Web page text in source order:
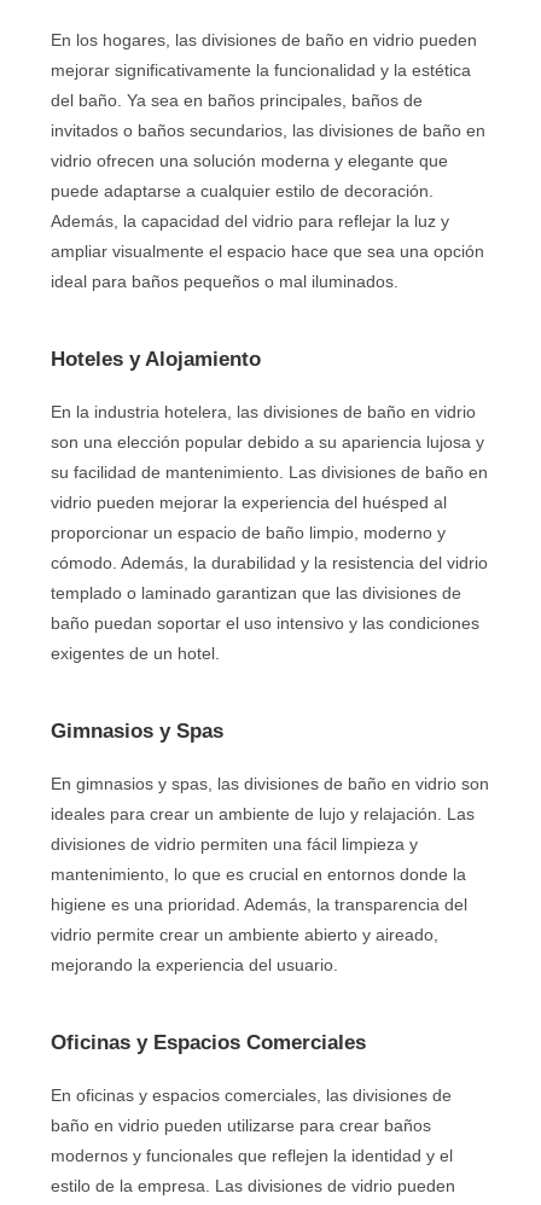
En los hogares, las divisiones de baño en vidrio pueden
mejorar significativamente la funcionalidad y la estética
del baño. Ya sea en baños principales, baños de
invitados o baños secundarios, las divisiones de baño en
vidrio ofrecen una solución moderna y elegante que
puede adaptarse a cualquier estilo de decoración.
Además, la capacidad del vidrio para reflejar la luz y
ampliar visualmente el espacio hace que sea una opción
ideal para baños pequeños o mal iluminados.
Hoteles y Alojamiento
En la industria hotelera, las divisiones de baño en vidrio
son una elección popular debido a su apariencia lujosa y
su facilidad de mantenimiento. Las divisiones de baño en
vidrio pueden mejorar la experiencia del huésped al
proporcionar un espacio de baño limpio, moderno y
cómodo. Además, la durabilidad y la resistencia del vidrio
templado o laminado garantizan que las divisiones de
baño puedan soportar el uso intensivo y las condiciones
exigentes de un hotel.
Gimnasios y Spas
En gimnasios y spas, las divisiones de baño en vidrio son
ideales para crear un ambiente de lujo y relajación. Las
divisiones de vidrio permiten una fácil limpieza y
mantenimiento, lo que es crucial en entornos donde la
higiene es una prioridad. Además, la transparencia del
vidrio permite crear un ambiente abierto y aireado,
mejorando la experiencia del usuario.
Oficinas y Espacios Comerciales
En oficinas y espacios comerciales, las divisiones de
baño en vidrio pueden utilizarse para crear baños
modernos y funcionales que reflejen la identidad y el
estilo de la empresa. Las divisiones de vidrio pueden